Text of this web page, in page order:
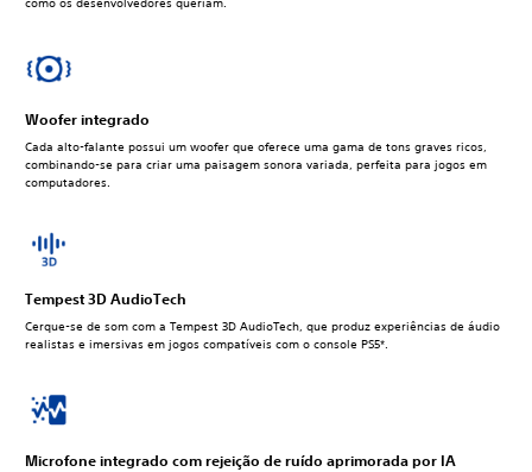
Woofer integrado
Cada alto-falante possui um woofer que oferece uma gama de tons graves ricos,
combinando-se para criar uma paisagem sonora variada, perfeita para jogos em
computadores.
Tempest 3D AudioTech
Cerque-se de som com a Tempest 3D AudioTech, que produz experiências de áudio
realistas e imersivas em jogos compatíveis com o console PS5*.
Microfone integrado com rejeição de ruído aprimorada por IA